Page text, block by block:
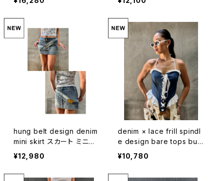
ージ テキスト プリント
ブラック 黒
hung belt design denim
mini skirt スカート ミニス
カート デニム ベルト インナ
ーパンツ カジュアル
¥12,980
denim × lace frill spindl
e design bare tops bust
ier ビスチェ トップス デニ
ム レース スピンドル
¥10,780